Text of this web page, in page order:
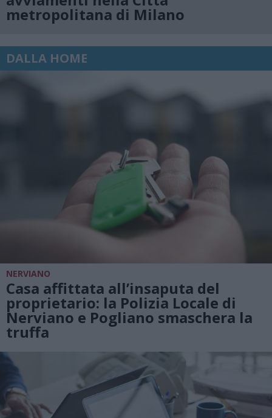
metropolitana di Milano
DALLA HOME
NERVIANO
Casa affittata all’insaputa del
proprietario: la Polizia Locale di
Nerviano e Pogliano smaschera la
truffa